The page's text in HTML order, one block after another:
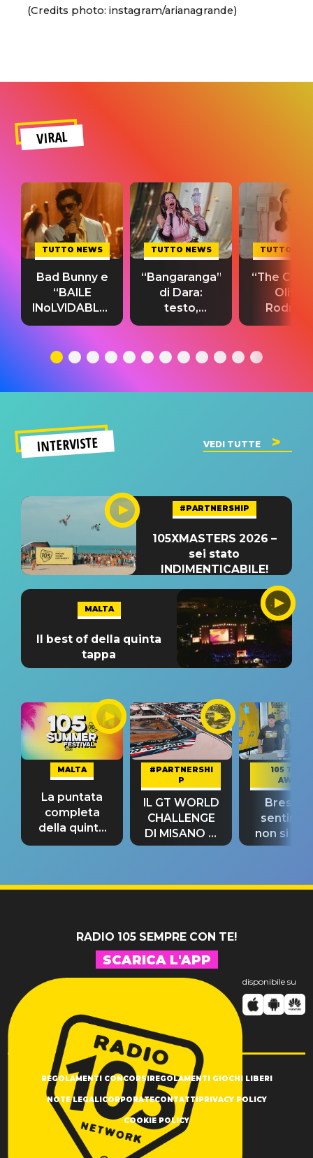
(Credits photo: instagram/arianagrande)
VIRAL
TUTTO NEWS
Bad Bunny e
“BAILE
INoLVIDABLE”:
testo,
significato
TUTTO NEWS
“Bangaranga”
di Dara:
testo,
traduzione e
del singolo
TUTTO
“The
Olivia
testo,
INTERVISTE VEDI TUTTE
#PARTNERSHIP
105XMASTERS 2026 –
sei stato
INDIMENTICABILE!
MALTA
Il best of della quinta
tappa
MALTA
La puntata
completa
della quinta
tappa
#PARTNERSHI
P
IL GT WORLD
CHALLENGE
DI MISANO si
riconferma
105 TAKE
AWAY
Bresh:
non si
fino alla
RADIO 105 SEMPRE CON TE!
SCARICA L'APP
disponibile su
REGOLAMENTI CONCORSI REGOLAMENTI GIOCHI LIBERI
NOTE LEGALI CORPORATECONTATTI PRIVACY POLICY
COOKIE POLICY